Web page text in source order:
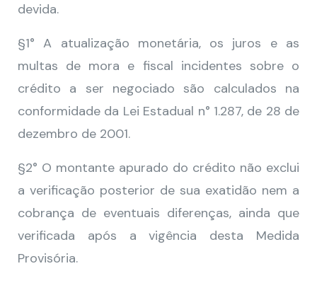
devida.
§1° A atualização monetária, os juros e as
multas de mora e fiscal incidentes sobre o
crédito a ser negociado são calculados na
conformidade da Lei Estadual n° 1.287, de 28 de
dezembro de 2001.
§2° O montante apurado do crédito não exclui
a verificação posterior de sua exatidão nem a
cobrança de eventuais diferenças, ainda que
verificada após a vigência desta Medida
Provisória.